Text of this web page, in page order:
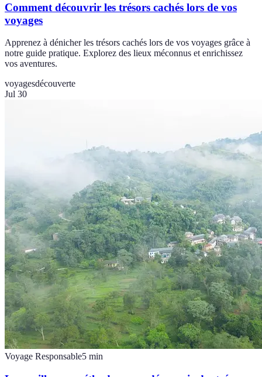
Comment découvrir les trésors cachés lors de vos
voyages
Apprenez à dénicher les trésors cachés lors de vos voyages grâce à
notre guide pratique. Explorez des lieux méconnus et enrichissez
vos aventures.
voyagesdécouverte
Jul 30
Voyage Responsable5 min